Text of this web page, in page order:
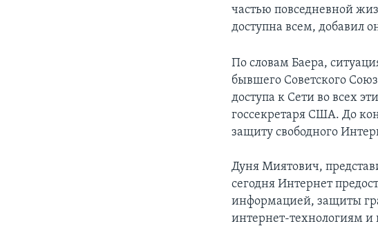
частью повседневной
доступна всем, добавил
По словам Баера,
бывшего Советского
доступа к Сети во всех
госсекретаря США. До
защиту свободного
Дуня Миятович,
сегодня Интернет
информацией, защиты
интернет-технологиям и